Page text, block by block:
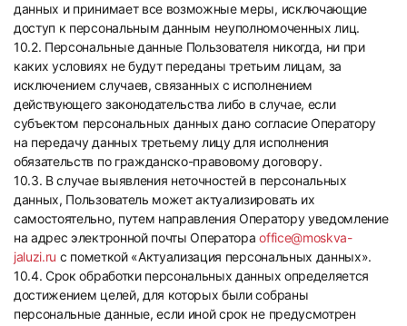
данных и принимает все возможные меры, исключающие
доступ к персональным данным неуполномоченных лиц.
10.2. Персональные данные Пользователя никогда, ни при
каких условиях не будут переданы третьим лицам, за
исключением случаев, связанных с исполнением
действующего законодательства либо в случае, если
субъектом персональных данных дано согласие Оператору
на передачу данных третьему лицу для исполнения
обязательств по гражданско-правовому договору.
10.3. В случае выявления неточностей в персональных
данных, Пользователь может актуализировать их
самостоятельно, путем направления Оператору уведомление
на адрес электронной почты Оператораoffice@moskva-
jaluzi.ru с пометкой «Актуализация персональных данных».
10.4. Срок обработки персональных данных определяется
достижением целей, для которых были собраны
персональные данные, если иной срок не предусмотрен